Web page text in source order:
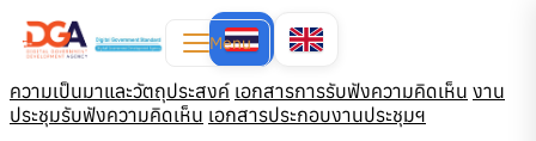
Menu
ความเป็นมาและวัตถุประสงค์ เอกสารการรับฟังความคิดเห็น งาน
ประชุมรับฟังความคิดเห็น เอกสารประกอบงานประชุมฯ